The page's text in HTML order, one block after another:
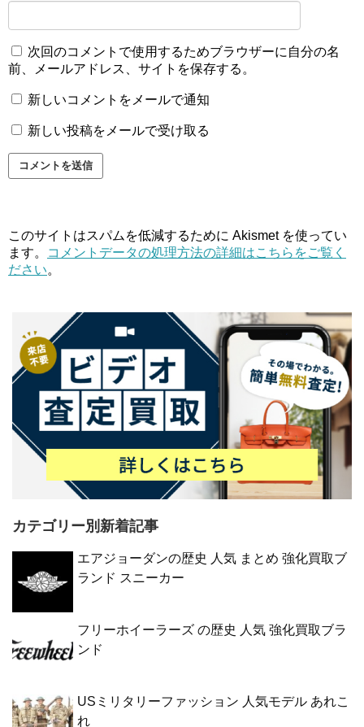
次回のコメントで使用するためブラウザーに自分の名
前、メールアドレス、サイトを保存する。
新しいコメントをメールで通知
新しい投稿をメールで受け取る
このサイトはスパムを低減するために Akismet を使ってい
ます。
コメントデータの処理方法の詳細はこちらをご覧く
ださい。
カテゴリー別新着記事
エアジョーダンの歴史 人気 まとめ 強化買取ブ
ランド スニーカー
フリーホイーラーズ の歴史 人気 強化買取ブラ
ンド
USミリタリーファッション 人気モデル あれこ
れ